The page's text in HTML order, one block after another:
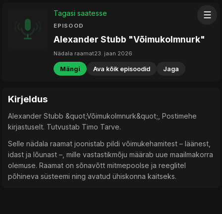
☰
Tagasi saatesse
EPISOOD
Alexander Stubb "Võimukolmnurk"
Nädala raamat23. jaan 2026
Mängi Ava kõik episoodid Jaga
Kirjeldus
Alexander Stubb &quot;Võimukolmnurk&quot;, Postimehe
kirjastuselt. Tutvustab Timo Tarve.
Selle nädala raamat joonistab pildi võimukehamitest – läänest,
idast ja lõunast –, mille vastastikmõju määrab uue maailmakorra
olemuse. Raamat on sõnavõtt mitmepoolse ja reeglitel
põhineva süsteemi ning avatud ühiskonna kaitseks.